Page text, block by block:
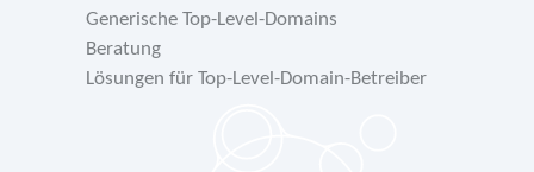
Generische Top-Level-Domains
Beratung
Lösungen für Top-Level-Domain-Betreiber